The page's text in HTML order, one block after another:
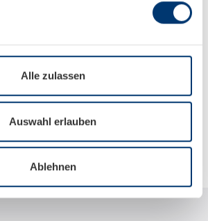
Alle zulassen
Auswahl erlauben
Ablehnen